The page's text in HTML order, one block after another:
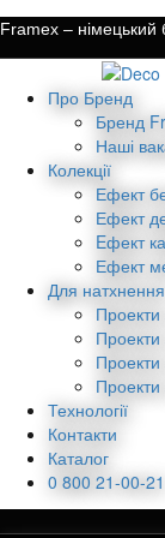
Framex – німецький
Про Бренд
Бренд
Наші
Колекції
Ефект
Ефект
Eфект
Ефект
Для натхнення
Технології
Контакти
Каталог
0 800 21-00-21